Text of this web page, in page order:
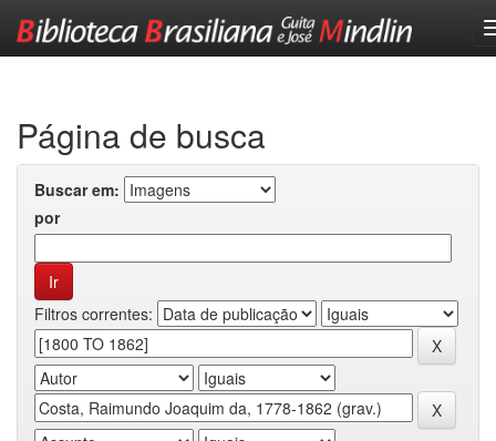
Página de busca
Buscar em:
por
Filtros correntes: